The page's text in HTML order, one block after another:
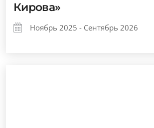
Кирова»
Ноябрь 2025 - Сентябрь 2026